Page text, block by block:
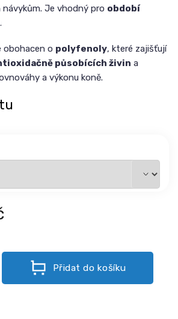
Přidat do košíku
Je vhodný pro období
.
obohacen o polyfenoly, které zajišťují
působících živin a
a výkonu koně.